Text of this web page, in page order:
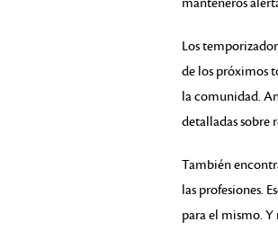
manteneros
Los
de los próximos
la comunidad.
detalladas sobre
También
las profesiones.
para el mismo.